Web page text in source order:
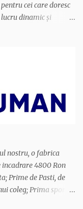
cei care doresc
dinamic și
și a ședințelor. -
altor sarcini
Calitățile
și
Office (Word,
nostru, o fabrica
4800 Ron
Prime de Pasti, de
coleg; Prima sport;